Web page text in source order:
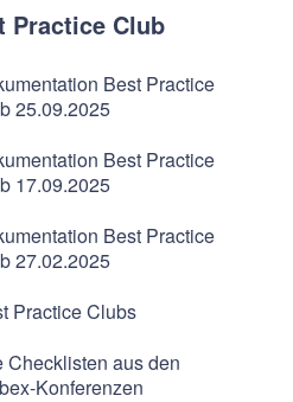
Practice Club
Best Practice
25.09.2025
Best Practice
17.09.2025
Best Practice
27.02.2025
Practice Clubs
Checklisten aus den
Konferenzen